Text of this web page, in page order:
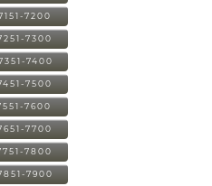
7200
7300
7400
7500
7600
7700
7800
7900